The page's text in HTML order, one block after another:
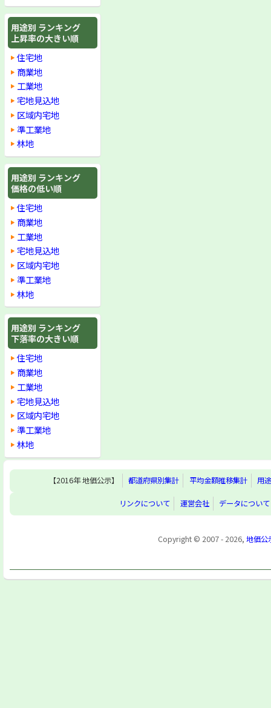
用途別 ランキング
上昇率の大きい順
住宅地
商業地
工業地
宅地見込地
区域内宅地
準工業地
林地
用途別 ランキング
価格の低い順
住宅地
商業地
工業地
宅地見込地
区域内宅地
準工業地
林地
用途別 ランキング
下落率の大きい順
住宅地
商業地
工業地
宅地見込地
区域内宅地
準工業地
林地
【2016年 地価公示】 都道府県別集計 平均金額推移集計 用
リンクについて 運営会社 データについて
Copyright © 2007 - 2026, 地価公